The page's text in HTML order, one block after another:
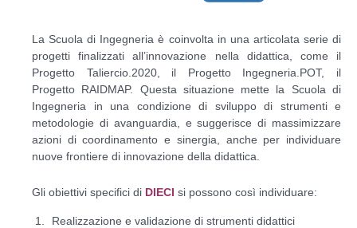
La Scuola di Ingegneria è coinvolta in una articolata serie di
progetti finalizzati all’innovazione nella didattica, come il
Progetto Taliercio.2020, il Progetto Ingegneria.POT, il
Progetto RAIDMAP. Questa situazione mette la Scuola di
Ingegneria in una condizione di sviluppo di strumenti e
metodologie di avanguardia, e suggerisce di massimizzare
azioni di coordinamento e sinergia, anche per individuare
nuove frontiere di innovazione della didattica.
Gli obiettivi specifici di DIECI si possono così individuare:
Realizzazione e validazione di strumenti didattici